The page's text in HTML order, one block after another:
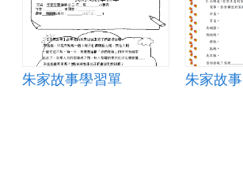
朱家故事學習單
朱家故事